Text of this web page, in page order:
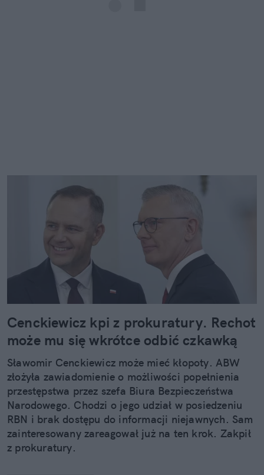
Cenckiewicz kpi z prokuratury. Rechot
może mu się wkrótce odbić czkawką
Sławomir Cenckiewicz może mieć kłopoty. ABW
złożyła zawiadomienie o możliwości popełnienia
przestępstwa przez szefa Biura Bezpieczeństwa
Narodowego. Chodzi o jego udział w posiedzeniu
RBN i brak dostępu do informacji niejawnych. Sam
zainteresowany zareagował już na ten krok. Zakpił
z prokuratury.